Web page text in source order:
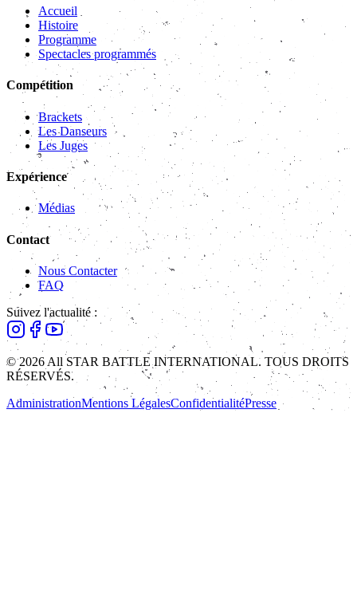
Accueil
Histoire
Programme
Spectacles programmés
Compétition
Brackets
Les Danseurs
Les Juges
Expérience
Médias
Contact
Nous Contacter
FAQ
Suivez l'actualité :
© 2026 All STAR BATTLE INTERNATIONAL. TOUS DROITS
RÉSERVÉS.
AdministrationMentions LégalesConfidentialitéPresse